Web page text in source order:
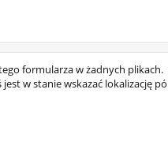
formularza w żadnych plikach.
jest w stanie wskazać lokalizację